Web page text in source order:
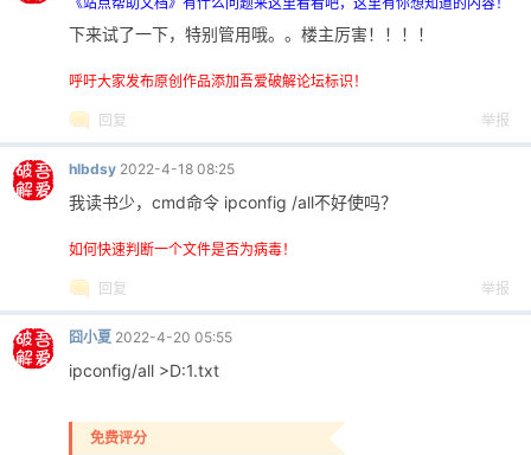
下来试了一下，特别管用哦。。楼主厉害！！！！
呼吁大家发布原创作品添加吾爱破解论坛标识！
回复 举报
hlbdsy 2022-4-18 08:25
我读书少，cmd命令 ipconfig /all不好使吗？
如何快速判断一个文件是否为病毒！
回复 举报
囧小夏 2022-4-20 05:55
ipconfig/all >D:1.txt
免费评分